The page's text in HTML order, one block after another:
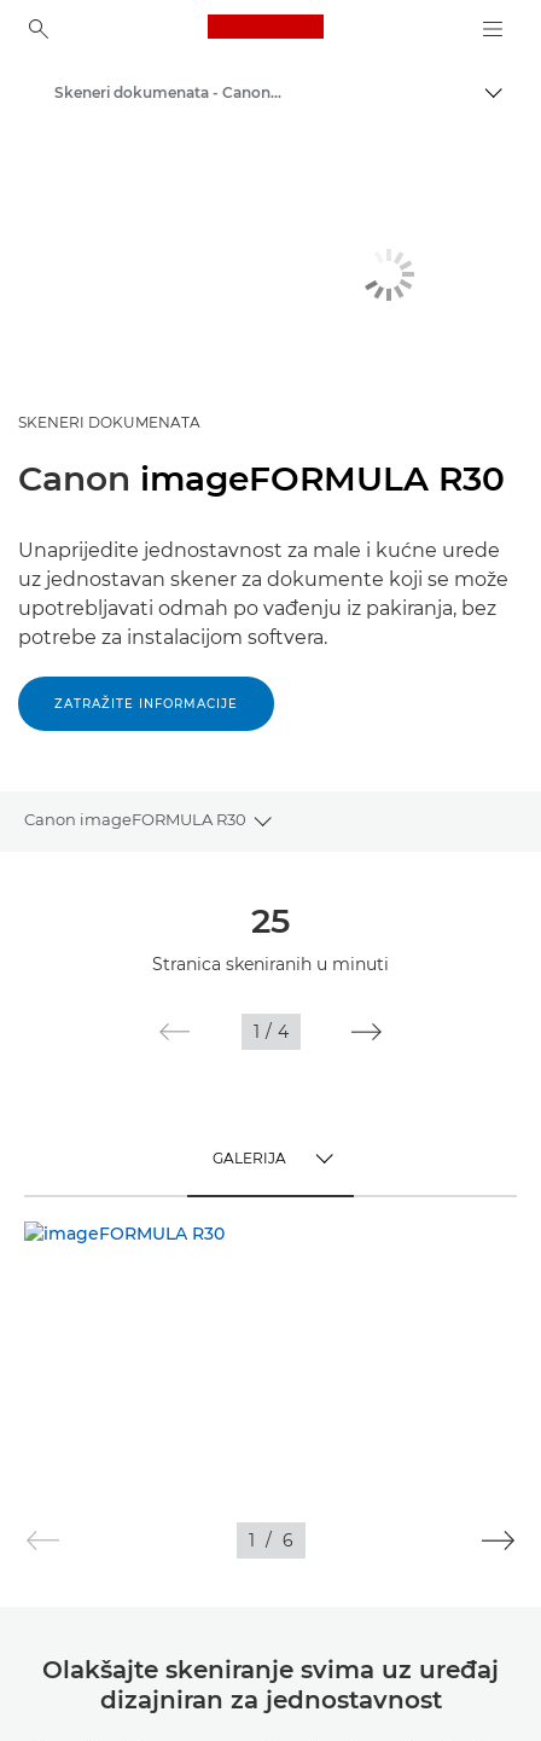
Canon Logo, back to
Skeneri dokumenata - Canon Hrvatska
SKENERI DOKUMENATA
Canon imageFORMULA R30
Unaprijedite jednostavnost za male i kućne urede
uz jednostavan skener za dokumente koji se može
upotrebljavati odmah po vađenju iz pakiranja, bez
potrebe za instalacijom softvera.
ZATRAŽITE INFORMACIJE
Canon imageFORMULA R30
Toggle breadcrumbs
25
Stranica skeniranih u minuti
1 / 4
GALERIJA
1 / 6
Olakšajte skeniranje svima uz uređaj
dizajniran za jednostavnost